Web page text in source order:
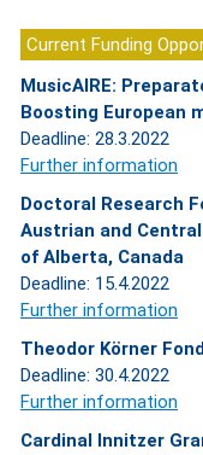
Current Funding
MusicAIRE:
Boosting European
Deadline: 28.3.2022
Further information
Doctoral Research
Austrian and
of Alberta, Canada
Deadline: 15.4.2022
Further information
Theodor Körner
Deadline: 30.4.2022
Further information
Cardinal Innitzer